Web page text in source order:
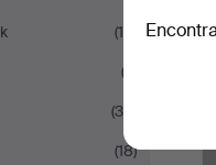
(16)
(2)
(34)
(18)